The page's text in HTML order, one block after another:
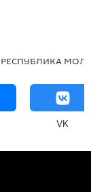
РЕСПУБЛИКА
VK